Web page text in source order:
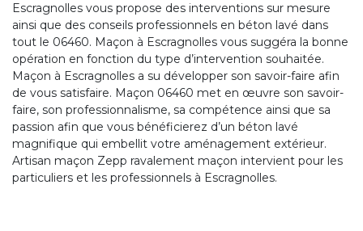
Escragnolles vous propose des interventions sur mesure
ainsi que des conseils professionnels en béton lavé dans
tout le 06460. Maçon à Escragnolles vous suggéra la bonne
opération en fonction du type d’intervention souhaitée.
Maçon à Escragnolles a su développer son savoir-faire afin
de vous satisfaire. Maçon 06460 met en œuvre son savoir-
faire, son professionnalisme, sa compétence ainsi que sa
passion afin que vous bénéficierez d’un béton lavé
magnifique qui embellit votre aménagement extérieur.
Artisan maçon Zepp ravalement maçon intervient pour les
particuliers et les professionnels à Escragnolles.